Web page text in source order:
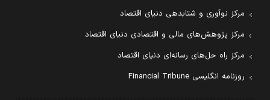
مرکز نوآوری و شتابدهی دنیای اقتصاد
مرکز پژوهش‌های مالی و اقتصادی دنیای اقتصاد
مرکز راه حل‌های رسانه‌ای دنیای اقتصاد
روزنامه انگلیسی Financial Tribune